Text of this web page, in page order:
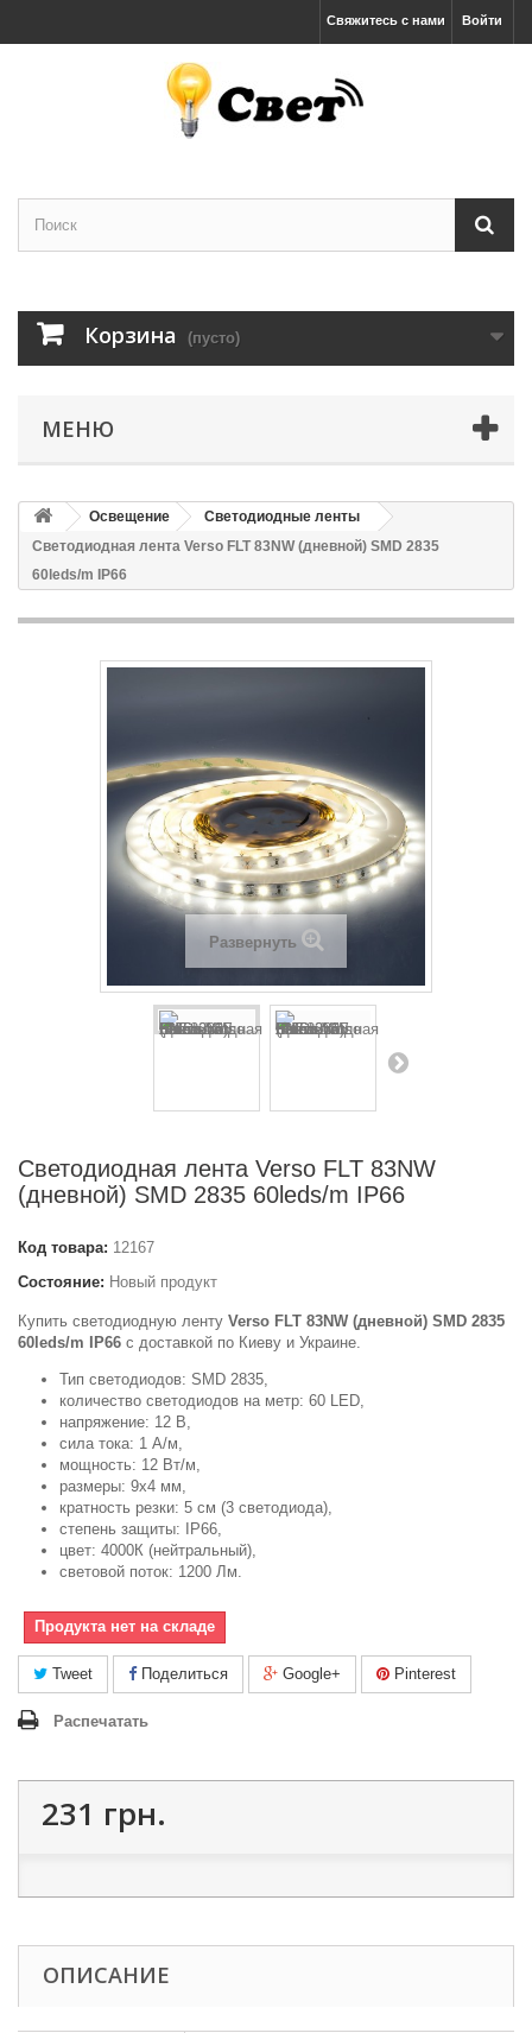
Войти
Свяжитесь с нами
Корзина (пусто)
МЕНЮ
Освещение
Светодиодные ленты
Светодиодная лента Verso FLT 83NW (дневной) SMD 2835
60leds/m IP66
Развернуть
Светодиодная лента Verso FLT 83NW
(дневной) SMD 2835 60leds/m IP66
Код товара: 12167
Состояние: Новый продукт
Купить светодиодную ленту Verso FLT 83NW (дневной) SMD 2835
60leds/m IP66 с доставкой по Киеву и Украине.
Тип светодиодов: SMD 2835,
количество светодиодов на метр: 60 LED,
напряжение: 12 В,
сила тока: 1 А/м,
мощность: 12 Вт/м,
размеры: 9x4 мм,
кратность резки: 5 см (3 светодиода),
степень защиты: IP66,
цвет: 4000К (нейтральный),
световой поток: 1200 Лм.
Продукта нет на складе
Tweet Поделиться Google+ Pinterest
Распечатать
231 грн.
ОПИСАНИЕ